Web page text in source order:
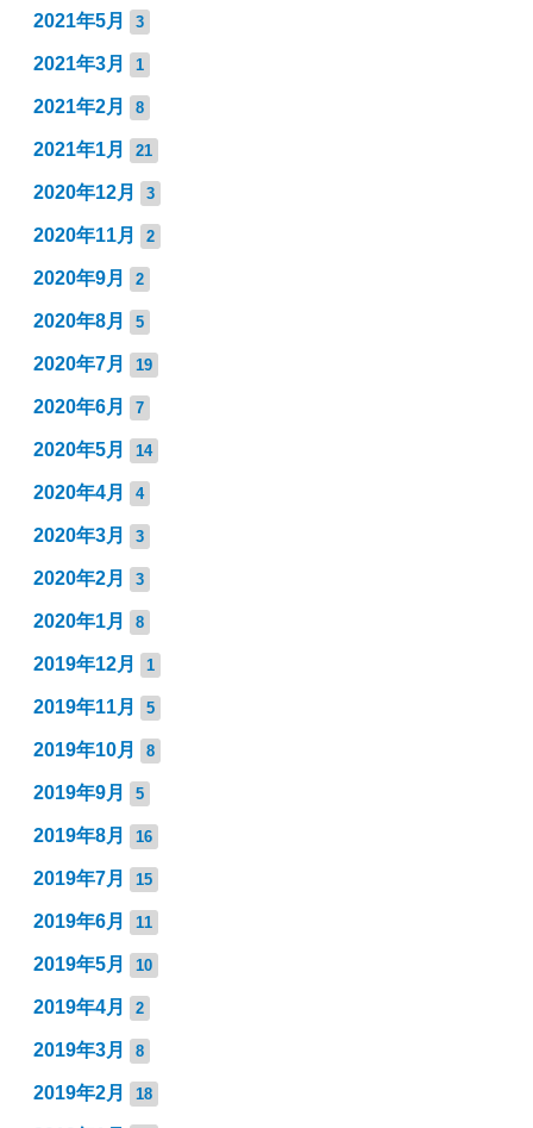
2021年5月 3
2021年3月 1
2021年2月 8
2021年1月 21
2020年12月 3
2020年11月 2
2020年9月 2
2020年8月 5
2020年7月 19
2020年6月 7
2020年5月 14
2020年4月 4
2020年3月 3
2020年2月 3
2020年1月 8
2019年12月 1
2019年11月 5
2019年10月 8
2019年9月 5
2019年8月 16
2019年7月 15
2019年6月 11
2019年5月 10
2019年4月 2
2019年3月 8
2019年2月 18